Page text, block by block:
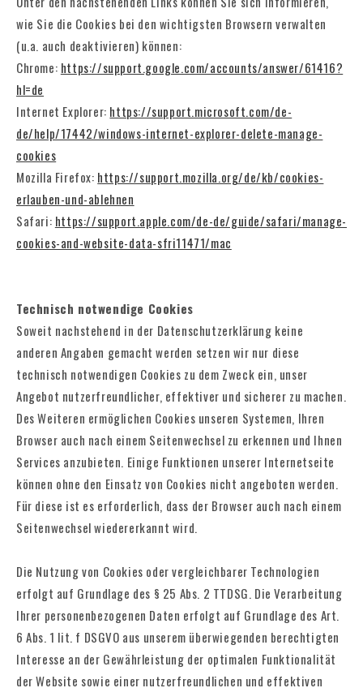
wie Sie die Cookies bei den wichtigsten Browsern verwalten
(u.a. auch deaktivieren) können:
Chrome: https://support.google.com/accounts/answer/61416?
hl=de
Internet Explorer: https://support.microsoft.com/de-
de/help/17442/windows-internet-explorer-delete-manage-
cookies
Mozilla Firefox: https://support.mozilla.org/de/kb/cookies-
erlauben-und-ablehnen
Safari: https://support.apple.com/de-de/guide/safari/manage-
cookies-and-website-data-sfri11471/mac
Technisch notwendige Cookies
Soweit nachstehend in der Datenschutzerklärung keine
anderen Angaben gemacht werden setzen wir nur diese
technisch notwendigen Cookies zu dem Zweck ein, unser
Angebot nutzerfreundlicher, effektiver und sicherer zu machen.
Des Weiteren ermöglichen Cookies unseren Systemen, Ihren
Browser auch nach einem Seitenwechsel zu erkennen und Ihnen
Services anzubieten. Einige Funktionen unserer Internetseite
können ohne den Einsatz von Cookies nicht angeboten werden.
Für diese ist es erforderlich, dass der Browser auch nach einem
Seitenwechsel wiedererkannt wird.
Die Nutzung von Cookies oder vergleichbarer Technologien
erfolgt auf Grundlage des § 25 Abs. 2 TTDSG. Die Verarbeitung
Ihrer personenbezogenen Daten erfolgt auf Grundlage des Art.
6 Abs. 1 lit. f DSGVO aus unserem überwiegenden berechtigten
Interesse an der Gewährleistung der optimalen Funktionalität
der Website sowie einer nutzerfreundlichen und effektiven